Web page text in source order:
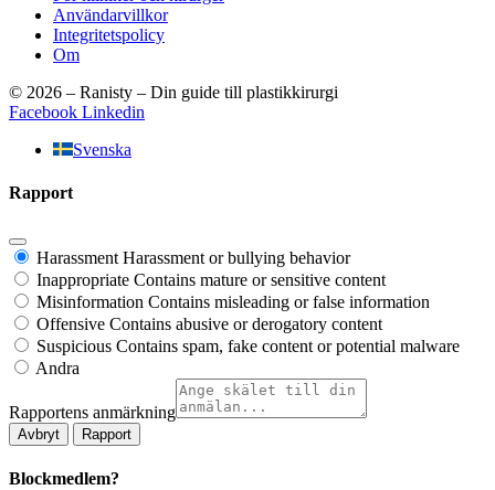
Användarvillkor
Integritetspolicy
Om
© 2026 – Ranisty – Din guide till plastikkirurgi
Facebook Linkedin
Svenska
Rapport
Harassment Harassment or bullying behavior
Inappropriate Contains mature or sensitive content
Misinformation Contains misleading or false information
Offensive Contains abusive or derogatory content
Suspicious Contains spam, fake content or potential malware
Andra
Rapportens anmärkning
Rapport
Blockmedlem?